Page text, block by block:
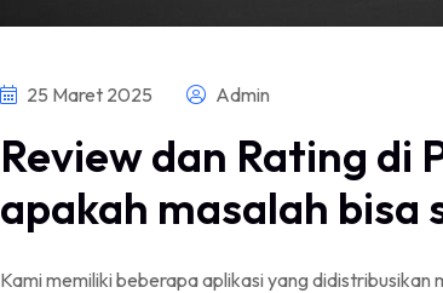
25 Maret 2025 Admin
Review dan Rating di
apakah masalah bisa
Kami memiliki beberapa aplikasi yang didistribusikan